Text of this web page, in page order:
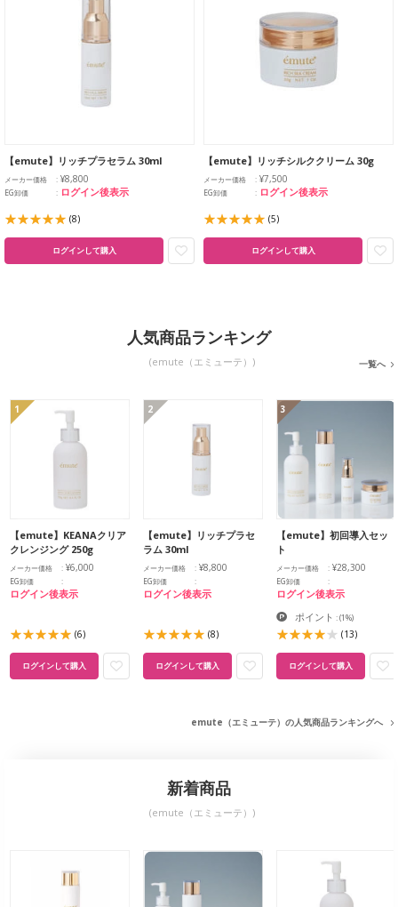
【emute】リッチプラセラム 30ml
メーカー価格 ¥8,800
EG卸価 ログイン後表示
(8)
ログインして購入
【emute】リッチシルククリーム 30g
メーカー価格 ¥7,500
EG卸価 ログイン後表示
(5)
ログインして購入
人気商品ランキング
(emute（エミューテ）) 一覧へ
1
【emute】KEANAクリア
クレンジング 250g
メーカー価格 ¥6,000
EG卸価
ログイン後表示
(6)
ログインして購入
2
【emute】リッチプラセ
ラム 30ml
メーカー価格 ¥8,800
EG卸価
ログイン後表示
(8)
ログインして購入
3
【emute】初回導入セッ
ト
メーカー価格 ¥28,300
EG卸価
ログイン後表示
ポイント :(1%)
(13)
ログインして購入
emute（エミューテ）の人気商品ランキングへ
新着商品
(emute（エミューテ）)